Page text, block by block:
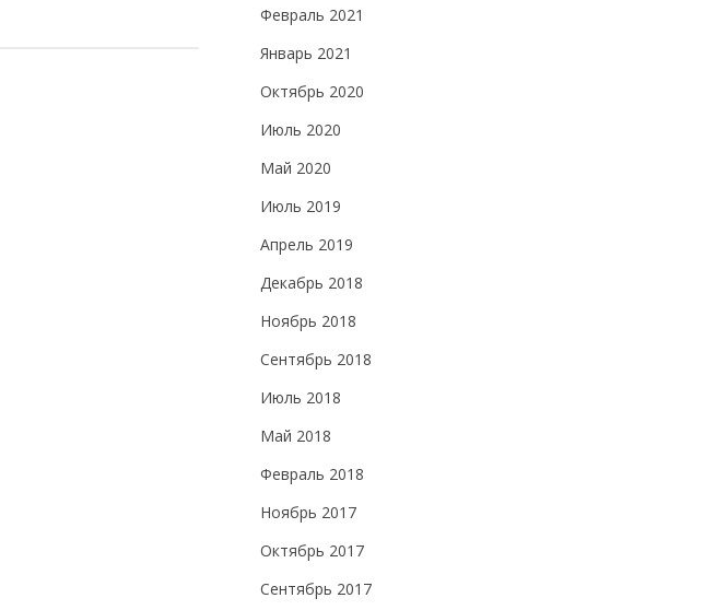
Февраль 2021
Январь 2021
Октябрь 2020
Июль 2020
Май 2020
Июль 2019
Апрель 2019
Декабрь 2018
Ноябрь 2018
Сентябрь 2018
Июль 2018
Май 2018
Февраль 2018
Ноябрь 2017
Октябрь 2017
Сентябрь 2017